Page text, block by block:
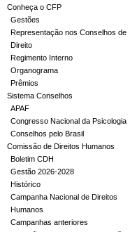
Conheça o CFP
Gestões
Representação nos Conselhos de
Direito
Regimento Interno
Organograma
Prêmios
Sistema Conselhos
APAF
Congresso Nacional da Psicologia
Conselhos pelo Brasil
Comissão de Direitos Humanos
Boletim CDH
Gestão 2026-2028
Histórico
Campanha Nacional de Direitos
Humanos
Campanhas anteriores